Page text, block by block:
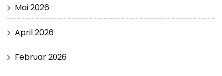
Mai 2026
April 2026
Februar 2026